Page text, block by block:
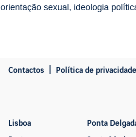
orientação sexual, ideologia
Contactos Política de privacidade
Lisboa
Ponta